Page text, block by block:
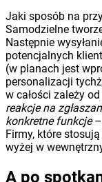
Jaki sposób na
Samodzielne
Następnie
potencjalnych
(w planach jest
personalizacji
w całości zależy
reakcje na
konkretne funkcje–
Firmy, które
wyżej w
A po